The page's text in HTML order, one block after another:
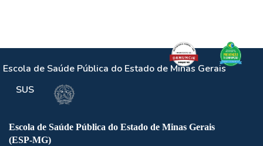
Escola de Saúde Pública do Estado de Minas Gerais
SUS
Escola de Saúde Pública do Estado de Minas Gerais
(ESP-MG)